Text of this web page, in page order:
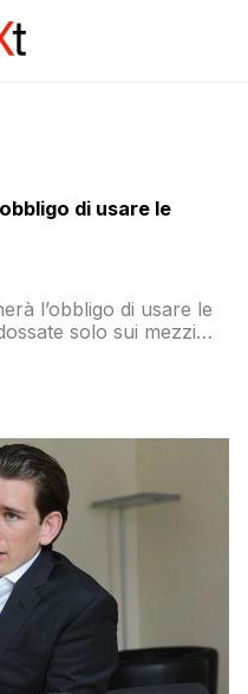
di usare le
l’obbligo di usare le
solo sui mezzi
si può rispettare la
per esempio dai